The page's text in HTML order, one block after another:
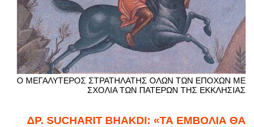
Ο ΜΕΓΑΛΥΤΕΡΟΣ ΣΤΡΑΤΗΛΑΤΗΣ ΟΛΩΝ ΤΩΝ ΕΠΟΧΩΝ ΜΕ
ΣΧΟΛΙΑ ΤΩΝ ΠΑΤΕΡΩΝ ΤΗΣ ΕΚΚΛΗΣΙΑΣ
ΔΡ. SUCHARIT BHAKDI: «ΤΑ ΕΜΒΟΛΙΑ ΘΑ